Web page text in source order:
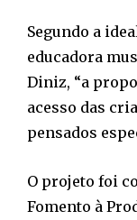
Segundo a
educadora
Diniz, “a
acesso das
pensados
O projeto foi
Fomento à